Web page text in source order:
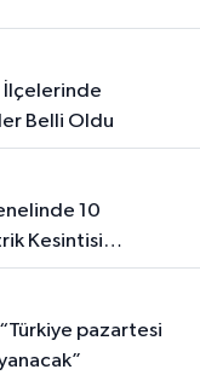
Belli Oldu
Kesintisi